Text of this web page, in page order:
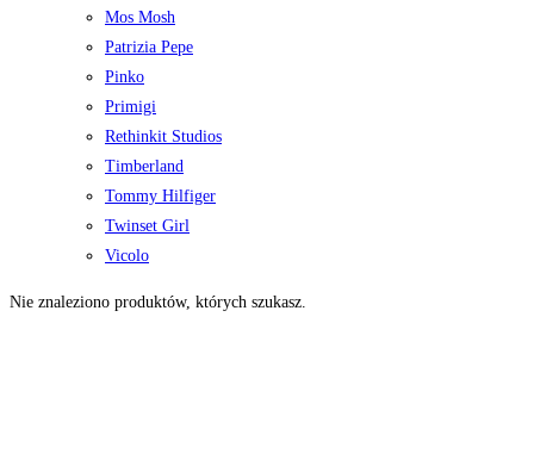
Mos Mosh
Patrizia Pepe
Pinko
Primigi
Rethinkit Studios
Timberland
Tommy Hilfiger
Twinset Girl
Vicolo
Nie znaleziono produktów, których szukasz.